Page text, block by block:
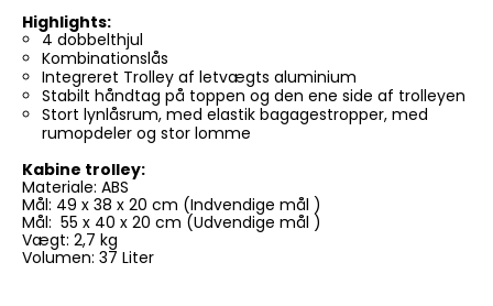
Highlights:
4 dobbelthjul
Kombinationslås
Integreret Trolley af letvægts aluminium
Stabilt håndtag på toppen og den ene side af trolleyen
Stort lynlåsrum, med elastik bagagestropper, med
rumopdeler og stor lomme
Kabine trolley:
Materiale: ABS
Mål: 49 x 38 x 20 cm (Indvendige mål )
Mål: 55 x 40 x 20 cm (Udvendige mål )
Vægt: 2,7 kg
Volumen: 37 Liter